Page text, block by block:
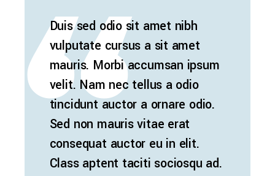
Duis sed odio sit amet nibh
vulputate cursus a sit amet
mauris. Morbi accumsan ipsum
velit. Nam nec tellus a odio
tincidunt auctor a ornare odio.
Sed non mauris vitae erat
consequat auctor eu in elit.
Class aptent taciti sociosqu ad.